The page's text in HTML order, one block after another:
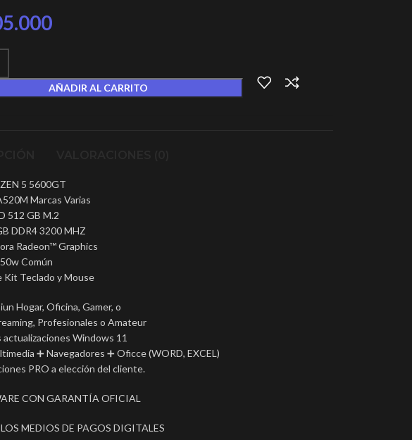
AÑADIR AL CARRITO
5 5600GT
Marcas Varias
512 GB M.2
DDR4 3200 MHZ
Radeon™ Graphics
Común
Kit Teclado y Mouse
Hogar, Oficina, Gamer, o
Profesionales o Amateur
Windows 11
➕ Navegadores ➕ Oficce (WORD, EXCEL)
PRO a elección del cliente.
CON GARANTÍA OFICIAL
MEDIOS DE PAGOS DIGITALES